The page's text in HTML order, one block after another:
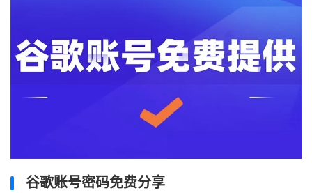
谷歌账号密码免费分享